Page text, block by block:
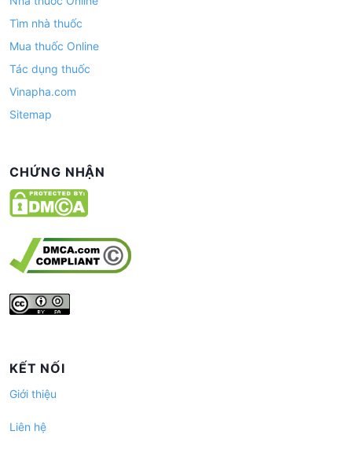
Tìm nhà thuốc
Mua thuốc Online
Tác dụng thuốc
Vinapha.com
Sitemap
CHỨNG NHẬN
KẾT NỐI
Giới thiệu
Liên hệ